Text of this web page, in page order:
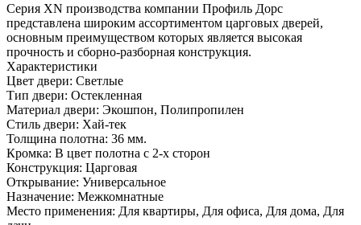
Серия ХN производства компании Профиль Дорс
представлена широким ассортиментом царговых дверей,
основным преимуществом которых является высокая
прочность и сборно-разборная конструкция.
Характеристики
Цвет двери: Светлые
Тип двери: Остекленная
Материал двери: Экошпон, Полипропилен
Стиль двери: Хай-тек
Толщина полотна: 36 мм.
Кромка: В цвет полотна с 2-х сторон
Конструкция: Царговая
Открывание: Универсальное
Назначение: Межкомнатные
Место применения: Для квартиры, Для офиса, Для дома, Для